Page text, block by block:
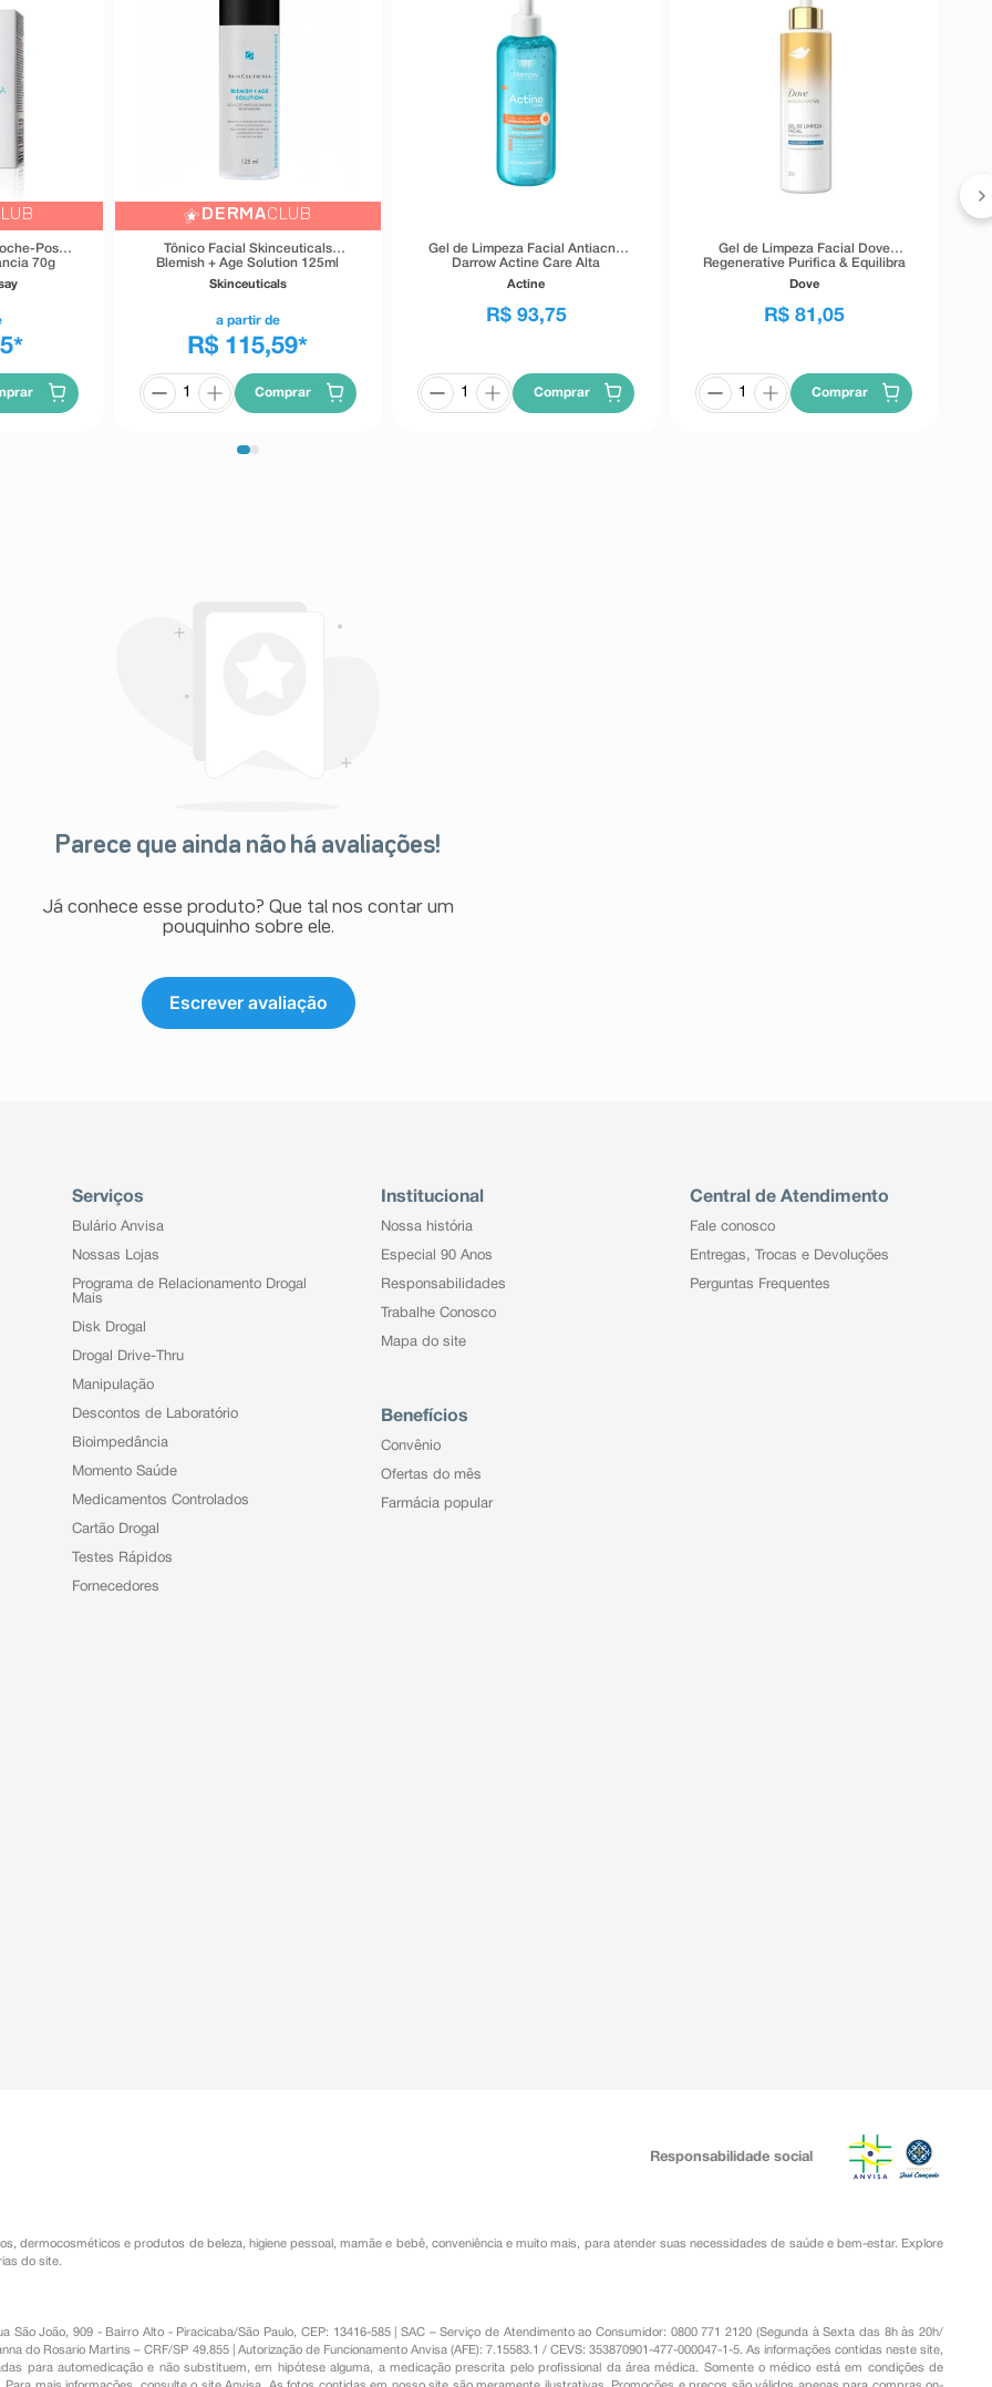
Posay
70g
*
DERMACLUB
Tônico Facial Skinceuticals
Blemish + Age Solution 125ml
Skinceuticals
a partir de
R$ 115,59*
Comprar
Gel de Limpeza Facial Antiacne
Darrow Actine Care Alta
Tolerância 400g
Actine
R$ 93,75
Comprar
Gel de Limpeza Facial Dove
Regenerative Purifica & Equilibra
Pele Sensível e Oleosa 300ml
Dove
R$ 81 ,05
Comprar
Parece que ainda não há avaliações!
Já conhece esse produto? Que tal nos contar um
pouquinho sobre ele.
Escrever avaliação
Serviços
Bulário Anvisa
Nossas Lojas
Programa de Relacionamento Drogal
Mais
Disk Drogal
Drogal Drive-Thru
Manipulação
Descontos de Laboratório
Bioimpedância
Momento Saúde
Medicamentos Controlados
Cartão Drogal
Testes Rápidos
Fornecedores
Institucional
Nossa história
Especial 90 Anos
Responsabilidades
Trabalhe Conosco
Mapa do site
Benefícios
Convênio
Ofertas do mês
Farmácia popular
Central de Atendimento
Fale conosco
Entregas, Trocas e Devoluções
Perguntas Frequentes
Responsabilidade social
,dermocosméticos e produtos de beleza, higiene pessoal ,mamãe e bebê, conveniênciae muito mais, para atender suas necessidades de saúde e bem-estar. Explore
do site.
São João, 909 - Bairro Alto - Piracicaba/São Paulo, CEP: 13416-585 | SAC – Serviço de Atendimento ao Consumidor: 0800 771 2120 (Segunda à Sexta das 8h às 20h/
do Rosario Martins – CRF/SP 49.855 | Autorização de Funcionamento Anvisa (AFE): 7.15583.1 / CEVS: 353870901-477-000047-1-5. As informações contidas neste site,
para automedicação e não substituem, em hipótese alguma, a medicação prescrita pelo profissional da área médica. Somente o médico está em condições de